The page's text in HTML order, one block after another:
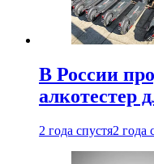
В России
алкотестер
2 года спустя2 года